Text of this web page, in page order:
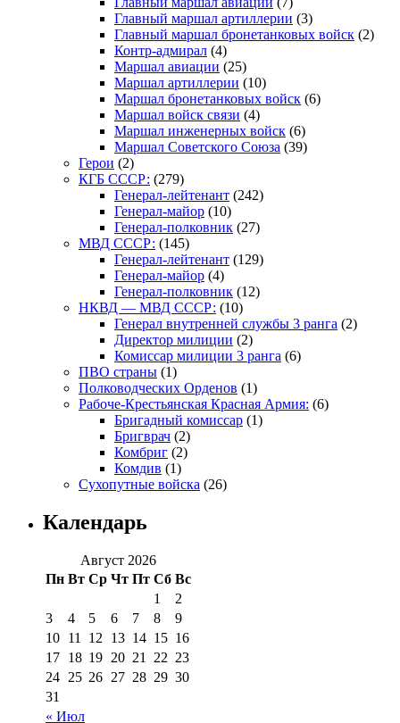
Главный маршал артиллерии (3)
Главный маршал бронетанковых войск (2)
Контр-адмирал (4)
Маршал авиации (25)
Маршал артиллерии (10)
Маршал бронетанковых войск (6)
Маршал войск связи (4)
Маршал инженерных войск (6)
Маршал Советского Союза (39)
Герои (2)
КГБ СССР: (279)
Генерал-лейтенант (242)
Генерал-майор (10)
Генерал-полковник (27)
МВД СССР: (145)
Генерал-лейтенант (129)
Генерал-майор (4)
Генерал-полковник (12)
НКВД — МВД СССР: (10)
Генерал внутренней службы 3 ранга (2)
Директор милиции (2)
Комиссар милиции 3 ранга (6)
ПВО страны (1)
Полководческих Орденов (1)
Рабоче-Крестьянская Красная Армия: (6)
Бригадный комиссар (1)
Бригврач (2)
Комбриг (2)
Комдив (1)
Сухопутные войска (26)
Календарь
Август 2026
Пн Вт Ср Чт Пт Сб Вс
« Июл
1
2
3
4 5 6 7 8
9
10 11 12 13 14 15 16
17 18 19 20 21 22 23
24 25 26 27 28 29 30
31